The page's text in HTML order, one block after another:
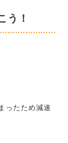
う！
ったため減速